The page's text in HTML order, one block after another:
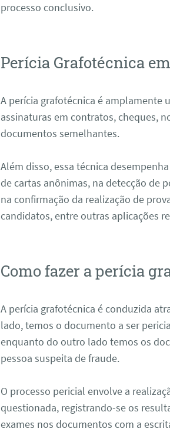
processo conclusivo.
Perícia Grafotécnica
A perícia grafotécnica é amplamente
assinaturas em contratos, cheques,
documentos semelhantes.
Além disso, essa técnica
de cartas anônimas, na detecção de
na confirmação da realização de
candidatos, entre outras aplicações
Como fazer a perícia
A perícia grafotécnica é conduzida
lado, temos o documento a ser
enquanto do outro lado temos os
pessoa suspeita de fraude.
O processo pericial envolve a
questionada, registrando-se os
exames nos documentos com a